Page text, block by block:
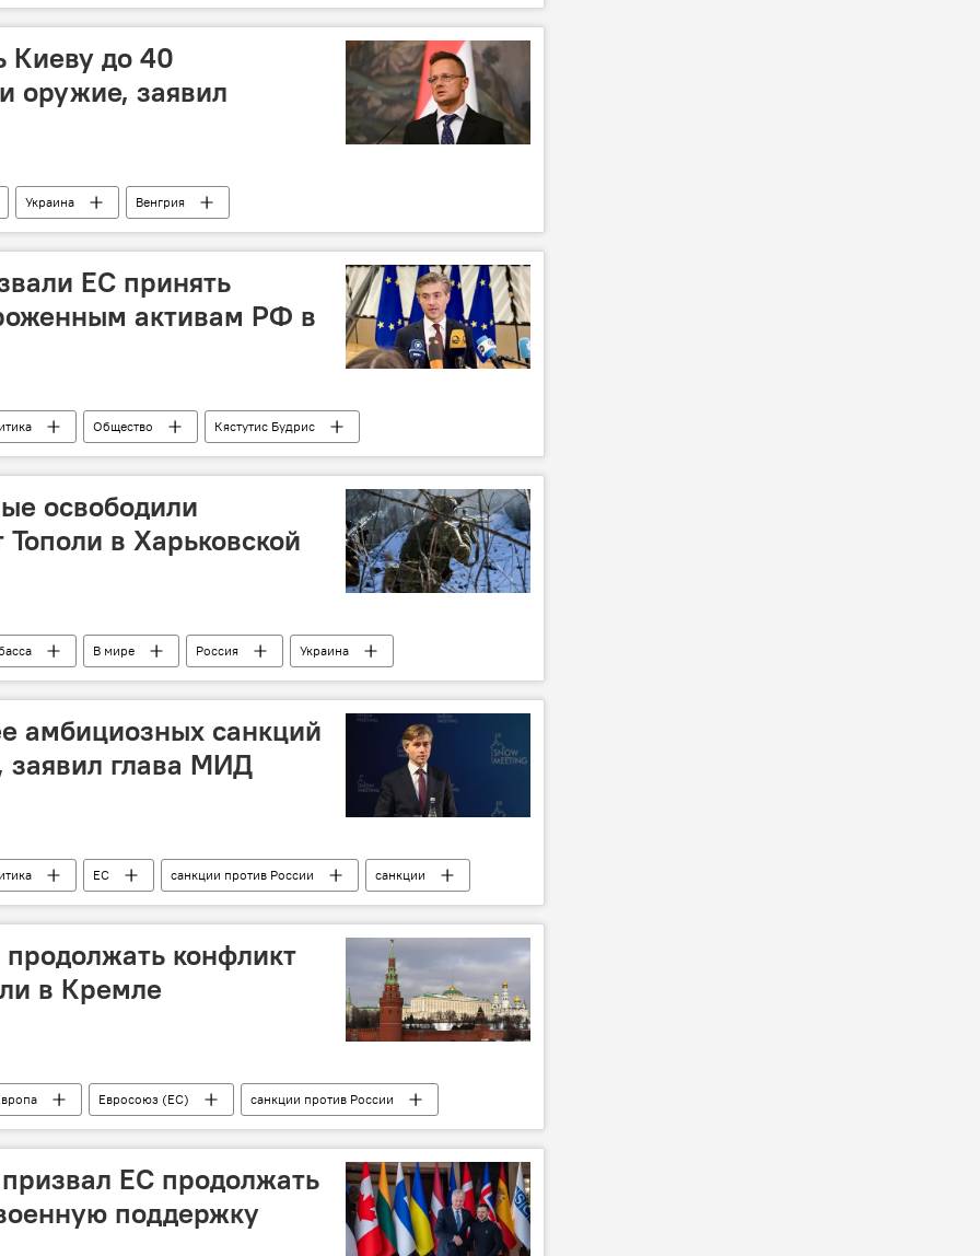
в Литве
Киеву до 40
оружие, заявил
Украина Венгрия
ЕС принять
активам РФ в
Общество
Кястутис Будрис
средства
санкции
освободили
в Харьковской
В мире Россия
Украина
амбициозных санкций
заявил глава МИД
ЕС санкции против России
санкции
конфликт
в Кремле
Евросоюз (ЕС)
санкции против России
на Украине
санкции
Дмитрий Песков
ЕС продолжать
поддержку